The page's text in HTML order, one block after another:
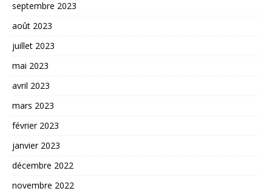
septembre 2023
août 2023
juillet 2023
mai 2023
avril 2023
mars 2023
février 2023
janvier 2023
décembre 2022
novembre 2022